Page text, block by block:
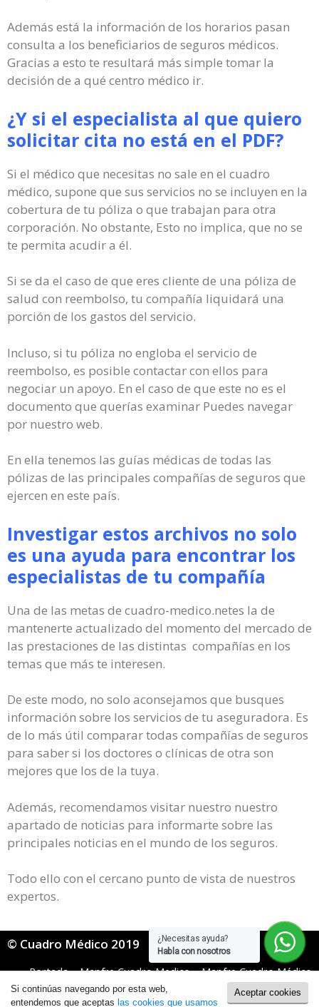
¿Necesitas ayuda?
Habla con nosotros
Además está la información de los horarios pasan
consulta a los beneficiarios de seguros médicos.
Gracias a esto te resultará más simple tomar la
decisión de a qué centro médico ir.
¿Y si el especialista al que quiero
solicitar cita no está en el PDF?
Si el médico que necesitas no sale en el cuadro
médico, supone que sus servicios no se incluyen en la
cobertura de tu póliza o que trabajan para otra
corporación. No obstante, Esto no implica, que no se
te permita acudir a él.
Si se da el caso de que eres cliente de una póliza de
salud con reembolso, tu compañía liquidará una
porción de los gastos del servicio.
Incluso, si tu póliza no engloba el servicio de
reembolso, es posible contactar con ellos para
negociar un apoyo. En el caso de que este no es el
documento que querías examinar Puedes navegar
por nuestro web.
En ella tenemos las guías médicas de todas las
pólizas de las principales compañías de seguros que
ejercen en este país.
Investigar estos archivos no solo
es una ayuda para encontrar los
especialistas de tu compañía
Una de las metas de cuadro-medico.netes la de
mantenerte actualizado del momento del mercado de
las prestaciones de las distintas compañías en los
temas que más te interesen.
De este modo, no solo aconsejamos que busques
información sobre los servicios de tu aseguradora. Es
de lo más útil comparar todas compañías de seguros
para saber si los doctores o clínicas de otra son
mejores que los de la tuya.
Además, recomendamos visitar nuestro nuestro
apartado de noticias para informarte sobre las
principales noticias en el mundo de los seguros.
Todo ello con el cercano punto de vista de nuestros
expertos.
© Cuadro Médico 2019
Portada»Mapfre Cuadro Medico»Mapfre Cuadro Médico
Dental» Mapfre Dental Cuadro Medico Zamora
Política de Cookies|Política de Privacidad
Aceptar cookies
Si continúas navegando por esta web,
entendemos que aceptas las cookies que usamos